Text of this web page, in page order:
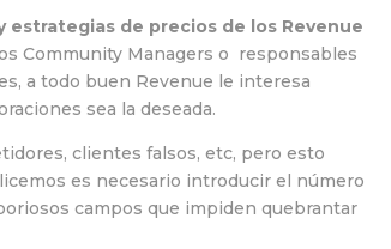
de precios de los Revenue
Community Managers o responsables
a todo buen Revenue le interesa
sea la deseada.
clientes falsos, etc, pero esto
es necesario introducir el número
campos que impiden quebrantar